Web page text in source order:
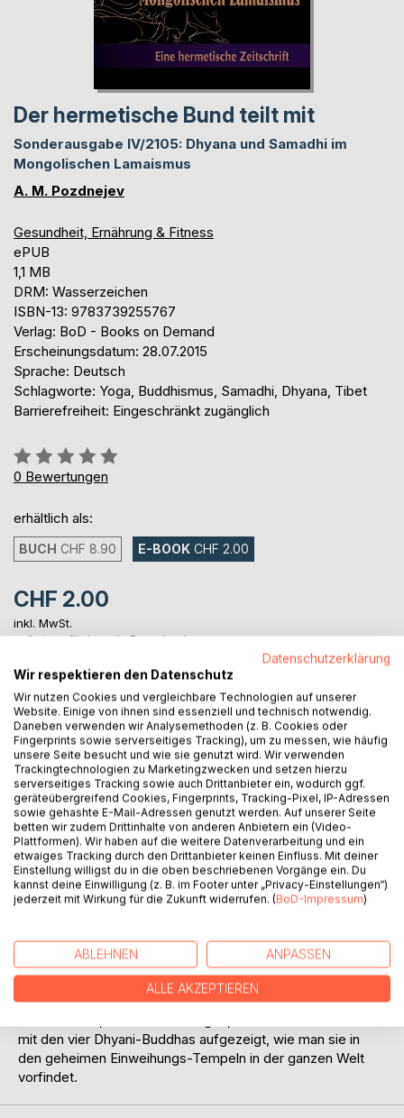
Der hermetische Bund teilt mit
Sonderausgabe IV/2105: Dhyana und Samadhi im
Mongolischen Lamaismus
A. M. Pozdnejev
Gesundheit, Ernährung & Fitness
ePUB
1,1 MB
DRM: Wasserzeichen
ISBN-13: 9783739255767
Verlag: BoD - Books on Demand
Erscheinungsdatum: 28.07.2015
Sprache: Deutsch
Schlagworte: Yoga, Buddhismus, Samadhi, Dhyana, Tibet
Barrierefreiheit: Eingeschränkt zugänglich
Bewertung::
0%
0 Bewertungen
erhältlich als:
BUCH CHF 8.90 E-BOOK CHF 2.00
CHF 2.00
inkl. MwSt.
sofort verfügbar als Download
IN DEN WARENKORB
Auf die Merkliste
Titel bewerten
BESCHREIBUNG
Dieses Buch ist der Beweis, dass die geistigen Gesetze in
allen Ländern, in Ost und West, die gleichen sind. In dieser
kleinen aber umso wertvolleren Schrift werden
mit den vier Dhyani-Buddhas aufgezeigt, wie man sie in
den geheimen Einweihungs-Tempeln in der ganzen Welt
vorfindet.
Datenschutzerklärung
Wir respektieren den Datenschutz
Wir nutzen Cookies und vergleichbare Technologien auf unserer
Website. Einige von ihnen sind essenziell und technisch notwendig.
Daneben verwenden wir Analysemethoden (z. B. Cookies oder
Fingerprints sowie serverseitiges Tracking), um zu messen, wie häufig
unsere Seite besucht und wie sie genutzt wird. Wir verwenden
Trackingtechnologien zu Marketingzwecken und setzen hierzu
serverseitiges Tracking sowie auch Drittanbieter ein, wodurch ggf.
geräteübergreifend Cookies, Fingerprints, Tracking-Pixel, IP-Adressen
sowie gehashte E-Mail-Adressen genutzt werden. Auf unserer Seite
betten wir zudem Drittinhalte von anderen Anbietern ein (Video-
Plattformen). Wir haben auf die weitere Datenverarbeitung und ein
etwaiges Tracking durch den Drittanbieter keinen Einfluss. Mit deiner
Einstellung willigst du in die oben beschriebenen Vorgänge ein. Du
kannst deine Einwilligung (z. B. im Footer unter „Privacy-Einstellungen“)
jederzeit mit Wirkung für die Zukunft widerrufen. (BoD-Impressum)
ABLEHNEN ANPASSEN
ALLE AKZEPTIEREN